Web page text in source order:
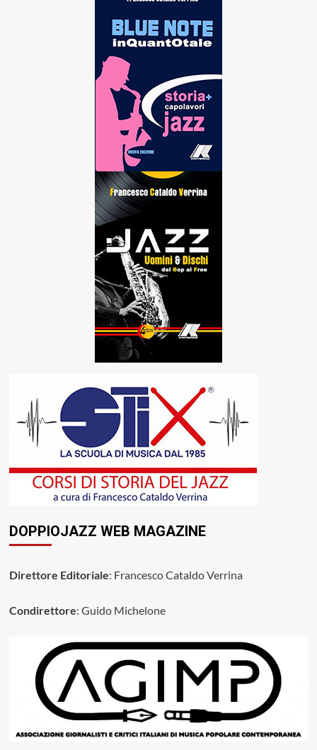
DOPPIOJAZZ WEB MAGAZINE
Direttore Editoriale: Francesco Cataldo Verrina
Condirettore: Guido Michelone